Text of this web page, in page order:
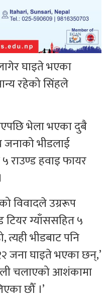
घाइते भएका
रहेको सिंहले
भेला भएका दुबै
भीडलाई
५ राउण्ड हवाइ फायर
विवादले उग्ररूप
टियर ग्याँससहित ५
त्यही भीडबाट पनि
जना घाइते भएका छन्,’
चलाएको आशंकामा
छौँ ।’